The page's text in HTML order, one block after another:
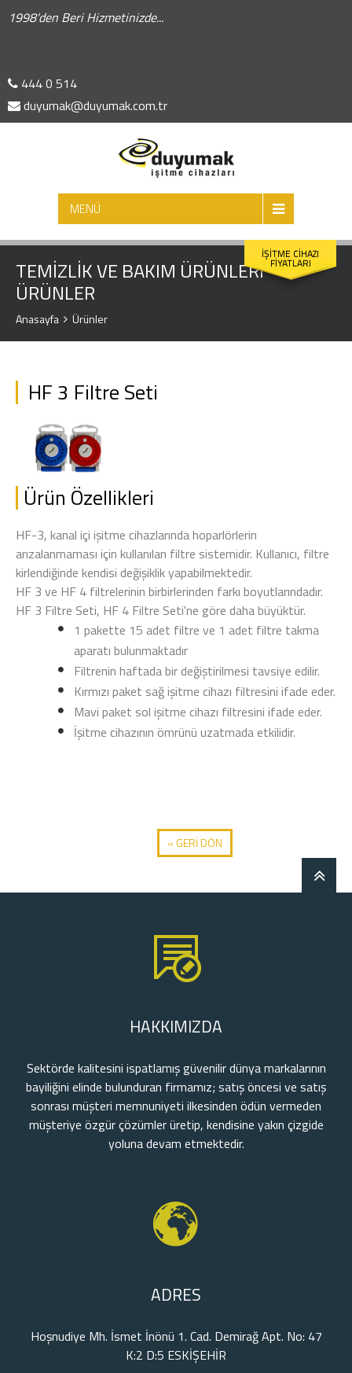
1998'den Beri Hizmetinizde...
444 0 514
duyumak@duyumak.com.tr
MENÜ
İŞİTME CİHAZI
FİYATLARI
TEMİZLİK VE BAKIM ÜRÜNLERİ -
ÜRÜNLER
Anasayfa Ürünler
HF 3 Filtre Seti
Ürün Özellikleri
HF-3, kanal içi işitme cihazlarında hoparlörlerin
arızalanmaması için kullanılan filtre sistemidir. Kullanıcı, filtre
kirlendiğinde kendisi değişiklik yapabilmektedir.
HF 3 ve HF 4 filtrelerinin birbirlerinden farkı boyutlarındadır.
HF 3 Filtre Seti, HF 4 Filtre Seti'ne göre daha büyüktür.
1 pakette 15 adet filtre ve 1 adet filtre takma
aparatı bulunmaktadır
Filtrenin haftada bir değiştirilmesi tavsiye edilir.
Kırmızı paket sağ işitme cihazı filtresini ifade eder.
Mavi paket sol işitme cihazı filtresini ifade eder.
İşitme cihazının ömrünü uzatmada etkilidir.
« GERİ DÖN
HAKKIMIZDA
Sektörde kalitesini ispatlamış güvenilir dünya markalarının
bayiliğini elinde bulunduran firmamız; satış öncesi ve satış
sonrası müşteri memnuniyeti ilkesinden ödün vermeden
müşteriye özgür çözümler üretip, kendisine yakın çizgide
yoluna devam etmektedir.
ADRES
Hoşnudiye Mh. İsmet İnönü 1. Cad. Demirağ Apt. No: 47
K:2 D:5 ESKİŞEHİR